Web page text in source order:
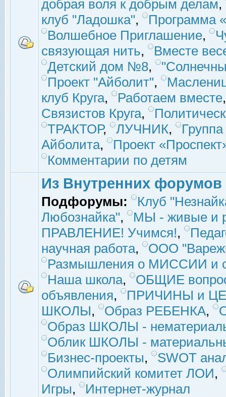
добрая воля к добрым делам,
клуб "Ладошка",
Программа
Волшебное Приглашение,
связующая нить,
Вместе
Детский дом №8,
Проект "Айболит",
клуб Круга, Работаем вместе
Связистов Круга,
ТРАКТОР, ЛУЧНИК,
Айболита,
Проект
Комментарии по детям
Из Внутренних форумов
Подфорумы:
Клуб
Любознайка",
МЫ - живые и
ПРАВЛЕНИЕ! Учимся!,
научная работа,
ООО
Размышления о МИССИИ и
Наша школа,
ОБЩИЕ
объявления,
ПРИЧИНЫ и
ШКОЛЫ, Образ РЕБЕНКА,
Образ ШКОЛЫ -
Облик ШКОЛЫ -
Бизнес-проекты,
SWOT
Олимпийский комитет ЛОИ,
Игры, Интернет-журнал